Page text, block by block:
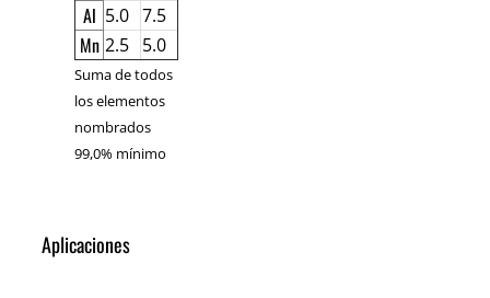
Al 5.0 7.5
Mn 2.5 5.0
Suma de todos
los elementos
nombrados
99,0% mínimo
Aplicaciones